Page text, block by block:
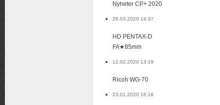
Nyheter CP+ 2020
28.03.2020 14:37
HD PENTAX-D
FA★85mm
12.02.2020 13:19
Ricoh WG-70
23.01.2020 16:16